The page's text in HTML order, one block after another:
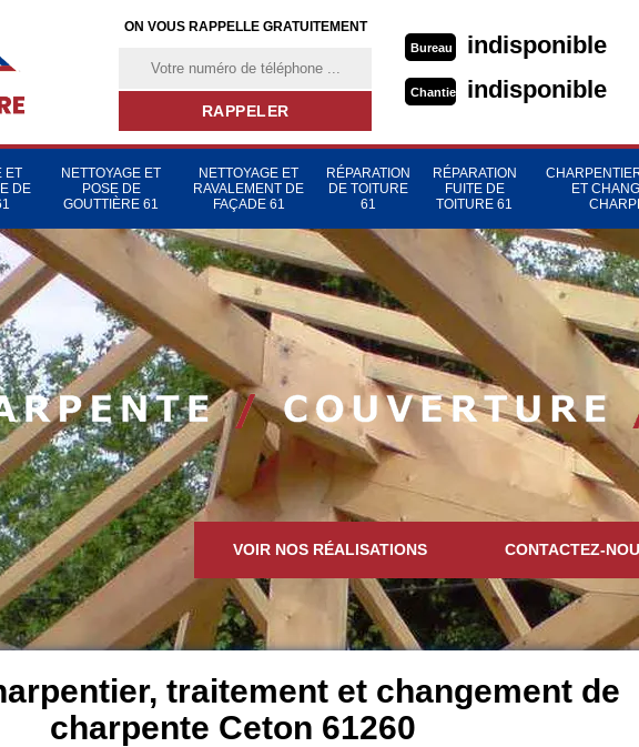
ON VOUS RAPPELLE GRATUITEMENT
Bureau indisponible
Chantier indisponible
ET
DE
NETTOYAGE ET
POSE DE
GOUTTIÈRE 61
NETTOYAGE ET
RAVALEMENT DE
FAÇADE 61
RÉPARATION
DE TOITURE
61
RÉPARATION
FUITE DE
TOITURE 61
ET
VOIR NOS RÉALISATIONS CONTACTEZ-
traitement et changement de
charpente Ceton 61260